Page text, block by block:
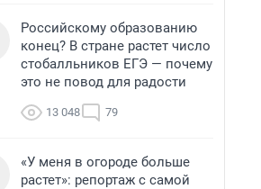
Российскому образованию
конец? В стране растет число
стобалльников ЕГЭ — почему
это не повод для радости
13 048 79
«У меня в огороде больше
растет»: репортаж с самой